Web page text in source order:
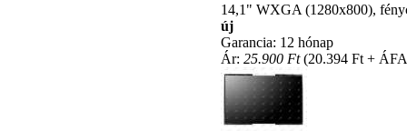
14,1" WXGA (1280x800),
új
Garancia: 12 hónap
Ár: 25.900 Ft(20.394 Ft +